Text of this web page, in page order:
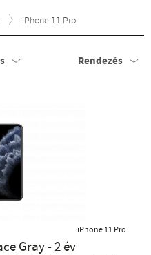
iPhone 11 Pro
Rendezés
iPhone 11 Pro
Gray - 2 év